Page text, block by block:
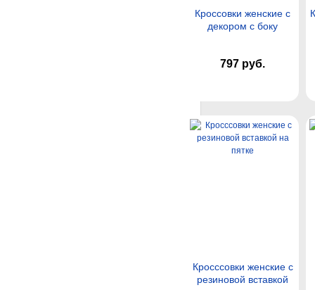
Кроссовки женские с
декором с боку
797 руб.
Кросссовки женские с
резиновой вставкой